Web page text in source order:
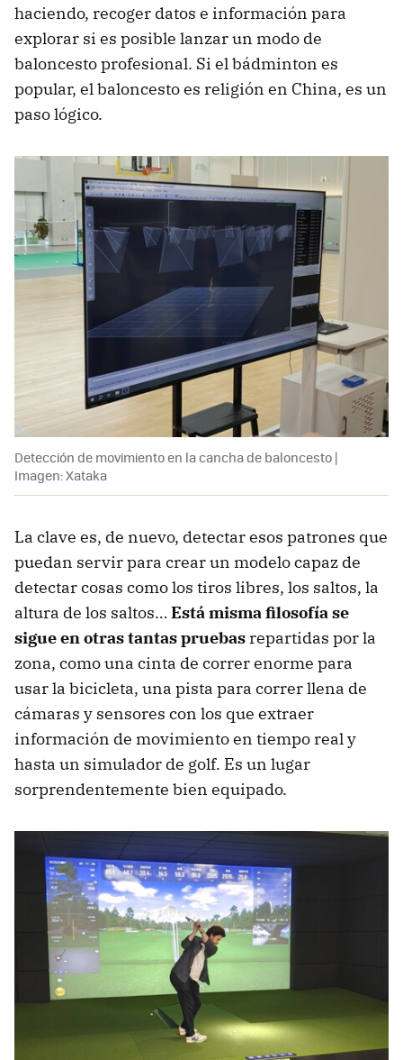
haciendo, recoger datos e información para
explorar si es posible lanzar un modo de
baloncesto profesional. Si el bádminton es
popular, el baloncesto es religión en China, es un
paso lógico.
Detección de movimiento en la cancha de baloncesto |
Imagen: Xataka
La clave es, de nuevo, detectar esos patrones que
puedan servir para crear un modelo capaz de
detectar cosas como los tiros libres, los saltos, la
altura de los saltos… Está misma filosofía se
sigue en otras tantas pruebas repartidas por la
zona, como una cinta de correr enorme para
usar la bicicleta, una pista para correr llena de
cámaras y sensores con los que extraer
información de movimiento en tiempo real y
hasta un simulador de golf. Es un lugar
sorprendentemente bien equipado.